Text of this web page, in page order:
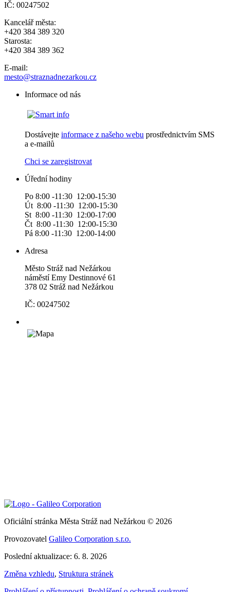
IČ: 00247502
Kancelář města:
+420 384 389 320
Starosta:
+420 384 389 362
E-mail:
mesto@straznadnezarkou.cz
Informace od nás
Dostávejte informace z našeho webu prostřednictvím SMS
a e-mailů
Chci se zaregistrovat
Úřední hodiny
Po 8:00 -11:30 12:00-15:30
Út 8:00 -11:30 12:00-15:30
St 8:00 -11:30 12:00-17:00
Čt 8:00 -11:30 12:00-15:30
Pá 8:00 -11:30 12:00-14:00
Adresa
Město Stráž nad Nežárkou
náměstí Emy Destinnové 61
378 02 Stráž nad Nežárkou
IČ: 00247502
Oficiální stránka Města Stráž nad Nežárkou © 2026
Provozovatel Galileo Corporation s.r.o.
Poslední aktualizace: 6. 8. 2026
Změna vzhledu, Struktura stránek